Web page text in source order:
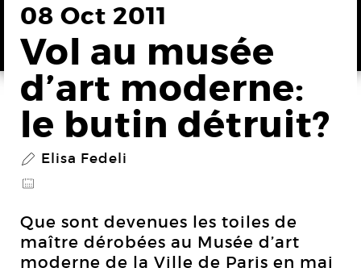
08 Oct 2011
Vol au musée
d’art moderne:
le butin détruit?
P Elisa Fedeli
@
Que sont devenues les toiles de
maître dérobées au Musée d’art
moderne de la Ville de Paris en mai